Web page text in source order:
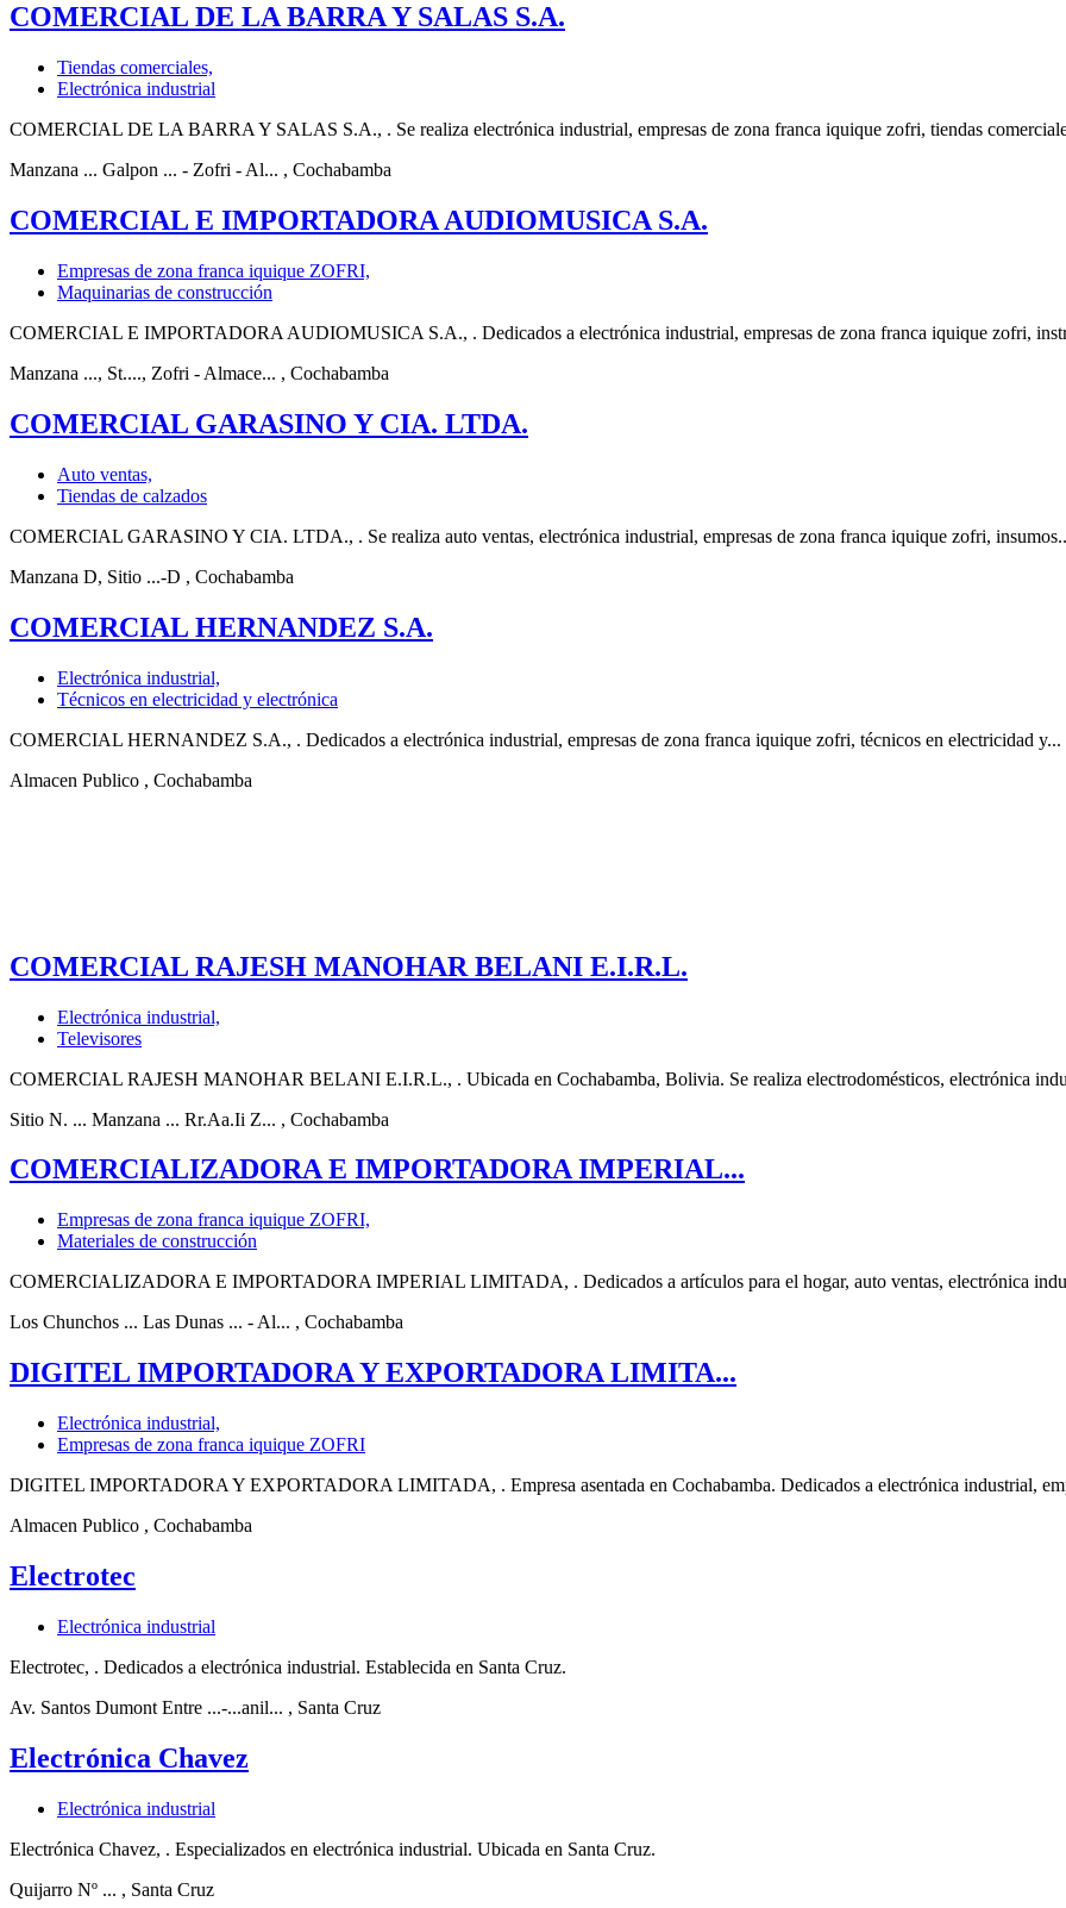
COMERCIAL DE LA BARRA Y SALAS S.A.
Tiendas comerciales,
Electrónica industrial
COMERCIAL DE LA BARRA Y SALAS S.A., . Se realiza electrónica industrial, empresas de zona franca iquique zofri, tiendas
Manzana ... Galpon ... - Zofri - Al... , Cochabamba
COMERCIAL E IMPORTADORA AUDIOMUSICA S.A.
Empresas de zona franca iquique ZOFRI,
Maquinarias de construcción
COMERCIAL E IMPORTADORA AUDIOMUSICA S.A., . Dedicados a electrónica industrial, empresas de zona franca iquique zofri,
Manzana ..., St...., Zofri - Almace... , Cochabamba
COMERCIAL GARASINO Y CIA. LTDA.
Auto ventas,
Tiendas de calzados
COMERCIAL GARASINO Y CIA. LTDA., . Se realiza auto ventas, electrónica industrial, empresas de zona franca iquique zofri,
Manzana D, Sitio ...-D , Cochabamba
COMERCIAL HERNANDEZ S.A.
Electrónica industrial,
Técnicos en electricidad y electrónica
COMERCIAL HERNANDEZ S.A., . Dedicados a electrónica industrial, empresas de zona franca iquique zofri, técnicos en electricidad y...
Almacen Publico , Cochabamba
COMERCIAL RAJESH MANOHAR BELANI E.I.R.L.
Electrónica industrial,
Televisores
COMERCIAL RAJESH MANOHAR BELANI E.I.R.L., . Ubicada en Cochabamba, Bolivia. Se realiza electrodomésticos, electrónica
Sitio N. ... Manzana ... Rr.Aa.Ii Z... , Cochabamba
COMERCIALIZADORA E IMPORTADORA IMPERIAL...
Empresas de zona franca iquique ZOFRI,
Materiales de construcción
COMERCIALIZADORA E IMPORTADORA IMPERIAL LIMITADA, . Dedicados a artículos para el hogar, auto ventas, electrónica
Los Chunchos ... Las Dunas ... - Al... , Cochabamba
DIGITEL IMPORTADORA Y EXPORTADORA LIMITA...
Electrónica industrial,
Empresas de zona franca iquique ZOFRI
DIGITEL IMPORTADORA Y EXPORTADORA LIMITADA, . Empresa asentada en Cochabamba. Dedicados a electrónica industrial,
Almacen Publico , Cochabamba
Electrotec
Electrónica industrial
Electrotec, . Dedicados a electrónica industrial. Establecida en Santa Cruz.
Av. Santos Dumont Entre ...-...anil... , Santa Cruz
Electrónica Chavez
Electrónica industrial
Electrónica Chavez, . Especializados en electrónica industrial. Ubicada en Santa Cruz.
Quijarro Nº ... , Santa Cruz